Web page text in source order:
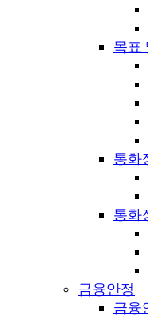
목표
통화
통화
금융안정
금융